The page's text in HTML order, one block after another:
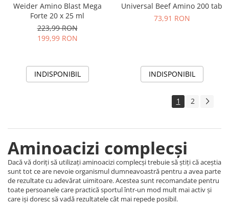
Weider Amino Blast Mega
Forte 20 x 25 ml
223,99 RON
199,99 RON
INDISPONIBIL
Universal Beef Amino 200 tab
73,91 RON
INDISPONIBIL
1 2
Aminoacizi complecși
Dacă vă doriți să utilizați aminoacizi complecși trebuie să știți că aceștia
sunt tot ce are nevoie organismul dumneavoastră pentru a avea parte
de rezultate cu adevărat uimitoare. Acestea sunt recomandate pentru
toate persoanele care practică sportul într-un mod mult mai activ și
care iși doresc să vadă rezultatele cât mai repede posibil.